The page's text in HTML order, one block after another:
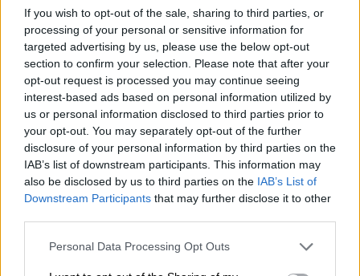
If you wish to opt-out of the sale, sharing to third parties, or
processing of your personal or sensitive information for
targeted advertising by us, please use the below opt-out
section to confirm your selection. Please note that after your
opt-out request is processed you may continue seeing
interest-based ads based on personal information utilized by
us or personal information disclosed to third parties prior to
your opt-out. You may separately opt-out of the further
disclosure of your personal information by third parties on the
IAB’s list of downstream participants. This information may
also be disclosed by us to third parties on the IAB’s List of
Downstream Participants that may further disclose it to other
Personal Data Processing Opt Outs
09/08/2026 , 11:07
Δύο συλλήψεις σε Λάρισα και Φάρσαλα
για διατάραξη κοινής ησυχίας
09/08/2026 , 10:41
Λάμπρος Ζάρρας: Οι αγρότες χρειάζονται
έργα, όχι επικοινωνιακούς
πανηγυρισμούς
Τροχαίο με τραυματίες αστυνομικούς –